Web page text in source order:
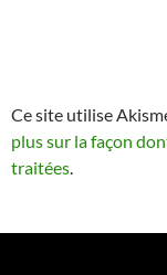
Ce site utilise
plus sur la façon
traitées.